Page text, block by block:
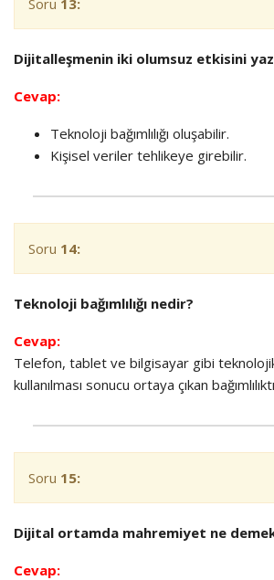
Dijitalleşmenin iki olumsuz etkisini
Cevap:
Teknoloji bağımlılığı oluşabilir.
Kişisel veriler tehlikeye girebilir.
Soru 14:
Teknoloji bağımlılığı nedir?
Cevap:
Telefon, tablet ve bilgisayar gibi teknolojik
kullanılması sonucu ortaya çıkan
Soru 15:
Dijital ortamda mahremiyet ne
Cevap: